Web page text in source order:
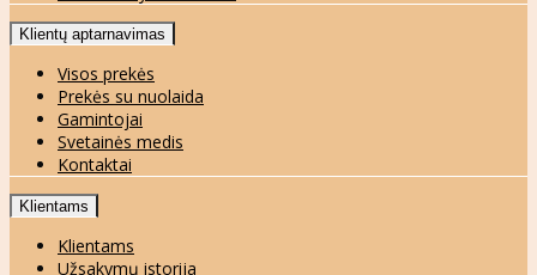
Klientų aptarnavimas
Visos prekės
Prekės su nuolaida
Gamintojai
Svetainės medis
Kontaktai
Klientams
Klientams
Užsakymų istorija